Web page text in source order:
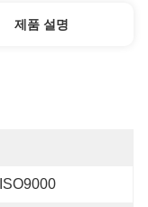
제품 설명